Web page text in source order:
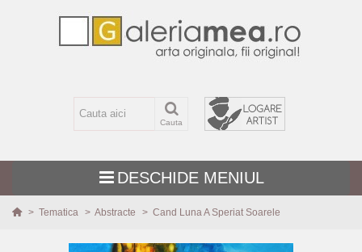
Cauta
DESCHIDE MENIUL
> Tematica > Abstracte > Cand Luna A Speriat Soarele